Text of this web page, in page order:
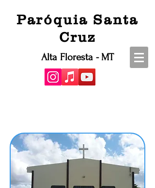
Paróquia Santa
Cruz
Alta Floresta - MT